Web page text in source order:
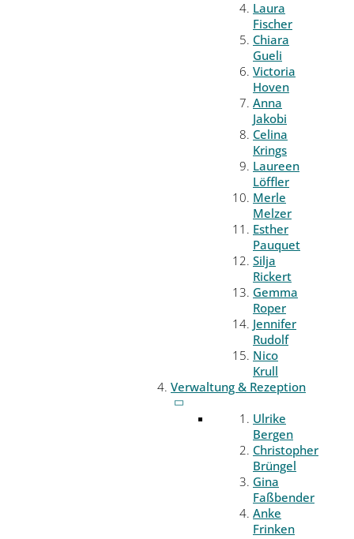
Laura
Fischer
Chiara
Gueli
Victoria
Hoven
Anna
Jakobi
Celina
Krings
Laureen
Löffler
Merle
Melzer
Esther
Pauquet
Silja
Rickert
Gemma
Roper
Jennifer
Rudolf
Nico
Krull
Verwaltung & Rezeption
Ulrike
Bergen
Christopher
Brüngel
Gina
Faßbender
Anke
Frinken